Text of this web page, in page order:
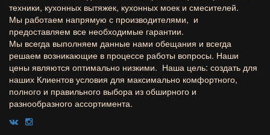
техники, кухонных вытяжек, кухонных моек и смесителей.
Мы работаем напрямую с производителями, и
предоставляем все необходимые гарантии.
Мы всегда выполняем данные нами обещания и всегда
решаем возникающие в процессе работы вопросы. Наши
цены являются оптимально низкими. Наша цель: создать для
наших Клиентов условия для максимально комфортного,
полного и правильного выбора из обширного и
разнообразного ассортимента.